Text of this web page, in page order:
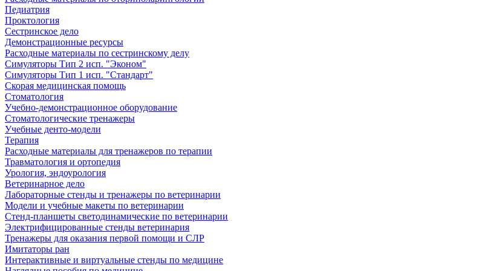
Педиатрия
Проктология
Сестринское дело
Демонстрационные ресурсы
Расходные материалы по сестринскому делу
Симуляторы Тип 2 исп. "Эконом"
Симуляторы Тип 1 исп. "Стандарт"
Скорая медицинская помощь
Стоматология
Учебно-демонстрационное оборудование
Стоматологические тренажеры
Учебные денто-модели
Терапия
Расходные материалы для тренажеров по терапии
Травматология и ортопедия
Урология, эндоурология
Ветеринарное дело
Лабораторные стенды и тренажеры по ветеринарии
Модели и учебные макеты по ветеринарии
Стенд-планшеты светодинамические по ветеринарии
Электрифицированные стенды ветеринария
Тренажеры для оказания первой помощи и СЛР
Имитаторы ран
Интерактивные и виртуальные стенды по медицине